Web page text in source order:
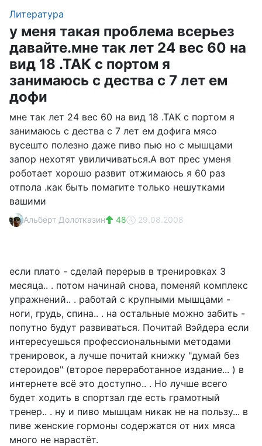
Литература
у меня такая проблема всерьез
давайте.мне так лет 24 вес 60 на
вид 18 .ТАК с портом я
занимаюсь с дества с 7 лет ем
дофи
мне так лет 24 вес 60 на вид 18 .ТАК с портом я
занимаюсь с дества с 7 лет ем дофига мясо
вусешто полезно даже пиво пью но с мышцами
запор нехотят увиличиваться.A вот прес уменя
роботает хорошо развит отжимаюсь я 60 раз
отпола .как быть помагите только нешутками
вашими
Альберт Долотказин 48 29.08.2008
если плато - сделай перерыв в тренировках 3
месяца.. . потом начинай снова, поменяй комплекс
упражнений.. . работай с крупными мышцами -
ноги, грудь, спина.. . на остальные можно забить -
попутно будут развиваться. Почитай Вэйдера если
интересуешься профессиональными методами
тренировок, а лучше почитай книжку "думай без
стероидов" (второе переработанное издание... ) в
интернете всё это доступно.. . Но лучше всего
будет ходить в спортзал где есть грамотный
тренер.. . ну и пиво мышцам никак не на пользу... в
пиве женские гормоны содержатся от них мяса
много не нарастёт.